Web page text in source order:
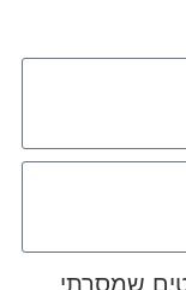
שמסרתי